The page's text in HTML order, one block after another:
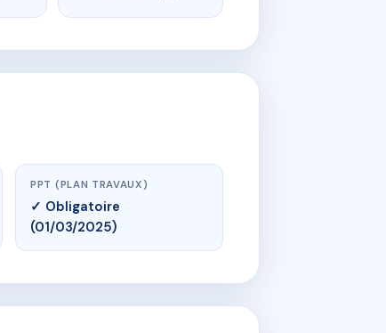
PPT (PLAN TRAVAUX)
✓ Obligatoire
(01/03/2025)